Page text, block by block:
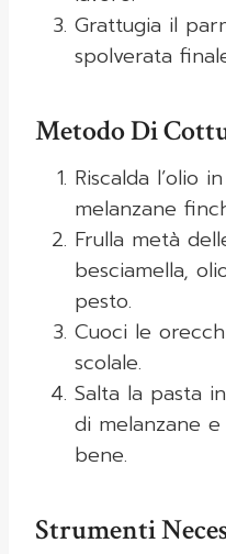
Grattugia il
spolverata
Metodo Di
Riscalda l’olio
melanzane
Frulla metà
besciamella,
pesto.
Cuoci le
scolale.
Salta la pasta
di melanzane
bene.
Strumenti